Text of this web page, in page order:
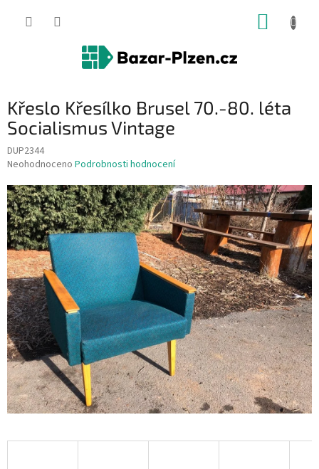
Křeslo Křesílko Brusel 70.-80. léta
Socialismus Vintage
DUP2344
Průměrné
produktu
je
0,0
z
5
hvězdiček.
Neohodnoceno Podrobnosti hodnocení